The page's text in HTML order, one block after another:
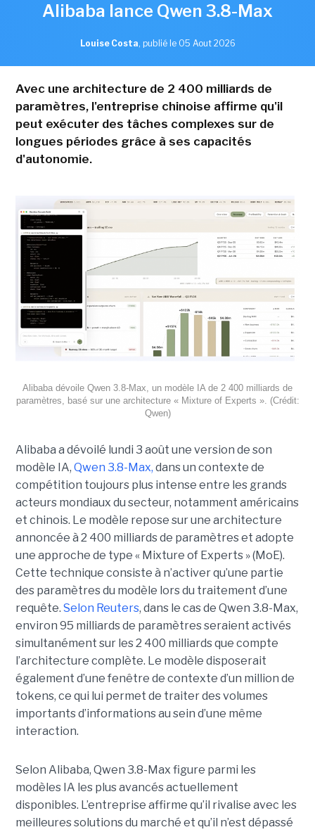
Alibaba lance Qwen 3.8-Max
Louise Costa, publié le 05 Aout 2026
Avec une architecture de 2 400 milliards de
paramètres, l'entreprise chinoise affirme qu'il
peut exécuter des tâches complexes sur de
longues périodes grâce à ses capacités
d'autonomie.
Alibaba dévoile Qwen 3.8-Max, un modèle IA de 2 400 milliards de
paramètres, basé sur une architecture « Mixture of Experts ». (Crédit:
Qwen)
Alibaba a dévoilé lundi 3 août une version de son
modèle IA, Qwen 3.8-Max, dans un contexte de
compétition toujours plus intense entre les grands
acteurs mondiaux du secteur, notamment américains
et chinois. Le modèle repose sur une architecture
annoncée à 2 400 milliards de paramètres et adopte
une approche de type « Mixture of Experts » (MoE).
Cette technique consiste à n’activer qu’une partie
des paramètres du modèle lors du traitement d’une
requête. Selon Reuters, dans le cas de Qwen 3.8-Max,
environ 95 milliards de paramètres seraient activés
simultanément sur les 2 400 milliards que compte
l’architecture complète. Le modèle disposerait
également d’une fenêtre de contexte d’un million de
tokens, ce qui lui permet de traiter des volumes
importants d’informations au sein d’une même
interaction.
Selon Alibaba, Qwen 3.8-Max figure parmi les
modèles IA les plus avancés actuellement
disponibles. L’entreprise affirme qu’il rivalise avec les
meilleures solutions du marché et qu’il n’est dépassé